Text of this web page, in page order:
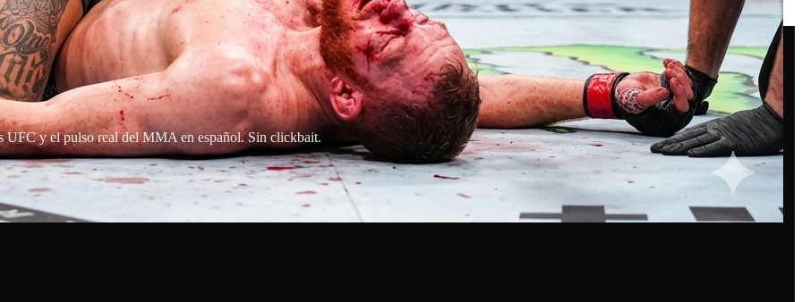
UFC y el pulso real del MMA en español. Sin clickbait.